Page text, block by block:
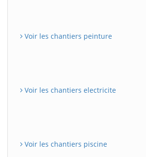
Voir les chantiers peinture
Voir les chantiers electricite
Voir les chantiers piscine